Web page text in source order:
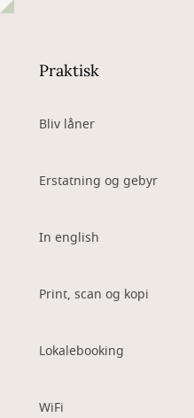
Praktisk
Bliv låner
Erstatning og gebyr
In english
Print, scan og kopi
Lokalebooking
WiFi